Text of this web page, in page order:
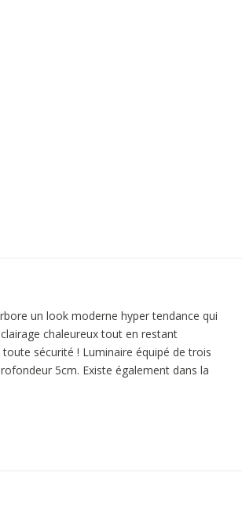
un look moderne hyper tendance qui
chaleureux tout en restant
sécurité ! Luminaire équipé de trois
5cm. Existe également dans la